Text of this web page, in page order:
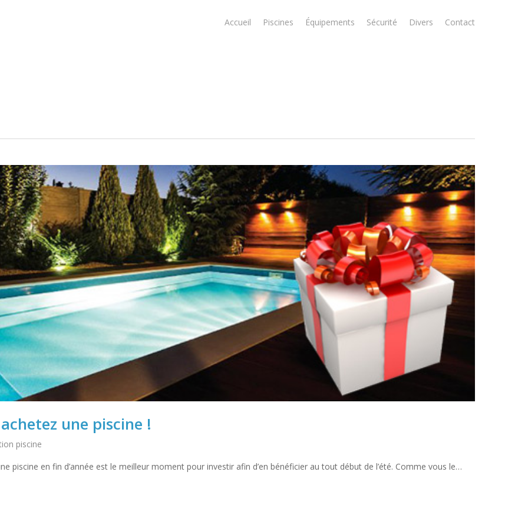
Accueil Piscines Équipements Sécurité Divers Contact
une piscine !
piscine
piscine en fin d’année est le meilleur moment pour investir afin d’en bénéficier au tout début de l’été. Comme vous le…